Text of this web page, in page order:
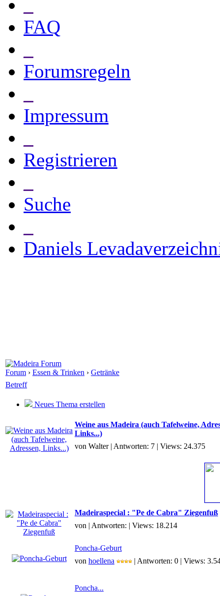
FAQ
Forumsregeln
Impressum
Registrieren
Suche
Daniels
Forum › Essen & Trinken › Getränke
Betreff
Neues Thema erstellen
Weine aus Madeira (auch Tafelweine,
Links...)
von Walter | Antworten: 7 | Views: 24.375
Madeiraspecial : "Pe de Cabra" Ziegenfuß
von | Antworten: | Views: 18.214
Poncha-Geburt
von hoellena | Antworten: 0 | Views:
Poncha...